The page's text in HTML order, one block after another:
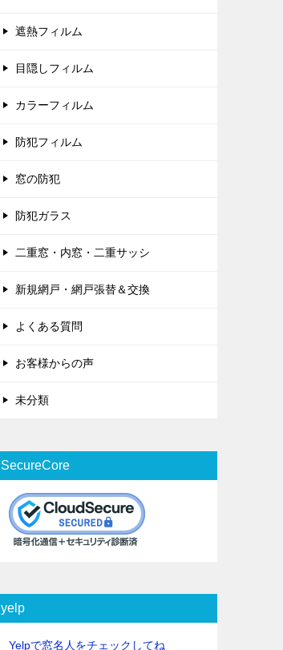
遮熱フィルム
目隠しフィルム
カラーフィルム
防犯フィルム
窓の防犯
防犯ガラス
二重窓・内窓・二重サッシ
新規網戸・網戸張替＆交換
よくある質問
お客様からの声
未分類
SecureCore
yelp
Yelpで窓名人をチェックしてね